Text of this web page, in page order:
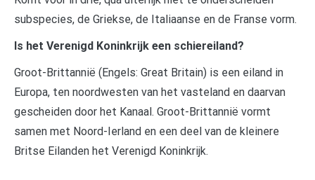
subspecies, de Griekse, de Italiaanse en de Franse vorm.
Is het Verenigd Koninkrijk een schiereiland?
Groot-Brittannië (Engels: Great Britain) is een eiland in
Europa, ten noordwesten van het vasteland en daarvan
gescheiden door het Kanaal. Groot-Brittannië vormt
samen met Noord-Ierland en een deel van de kleinere
Britse Eilanden het Verenigd Koninkrijk.